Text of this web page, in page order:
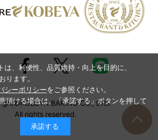
BAKING CO., LTD.
All rights reserved.
は、利便性、品質維持・向上を目的に、
ります。
シーポリシーをご参照ください。
頂ける場合は、「承諾する」ボタンを押して
承諾する